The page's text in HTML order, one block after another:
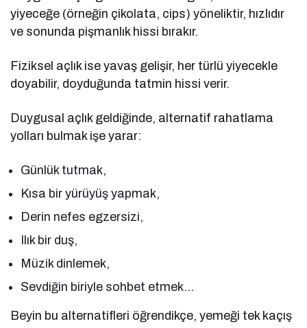
yiyeceğe (örneğin çikolata, cips) yöneliktir, hızlıdır
ve sonunda pişmanlık hissi bırakır.
Fiziksel açlık ise yavaş gelişir, her türlü yiyecekle
doyabilir, doyduğunda tatmin hissi verir.
Duygusal açlık geldiğinde, alternatif rahatlama
yolları bulmak işe yarar:
Günlük tutmak,
Kısa bir yürüyüş yapmak,
Derin nefes egzersizi,
Ilık bir duş,
Müzik dinlemek,
Sevdiğin biriyle sohbet etmek…
Beyin bu alternatifleri öğrendikçe, yemeği tek kaçış